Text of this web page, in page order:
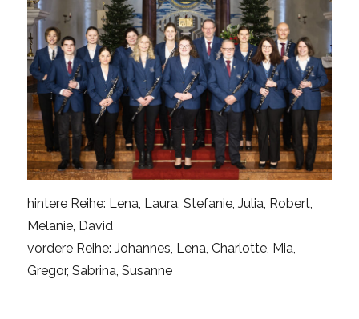
hintere Reihe: Lena, Laura, Stefanie, Julia, Robert,
Melanie, David
vordere Reihe: Johannes, Lena, Charlotte, Mia,
Gregor, Sabrina, Susanne